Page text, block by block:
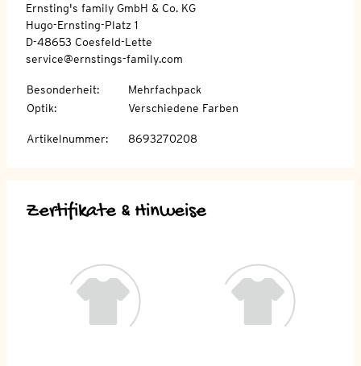
Ernsting's family GmbH & Co. KG
Hugo-Ernsting-Platz 1
D-48653 Coesfeld-Lette
service@ernstings-family.com
Besonderheit:
Mehrfachpack
Optik: Verschiedene Farben
Artikelnummer: 8693270208
Zertifikate & Hinweise